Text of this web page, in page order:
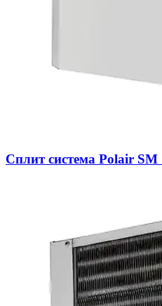
Сплит система Polair SM